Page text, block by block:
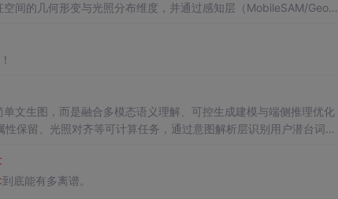
间的几何形变与光照分布维度，并通过感知层（MobileSAM/GeoDe
标志着本地化、可嵌入、高可信的AI
单文生图，而是融合多模态语义理解、可控生成建模与端侧推理优化
保留、光照对齐等可计算任务，通过意图解析层识别用户潜台词，
的新基线。
到底能有多离谱。